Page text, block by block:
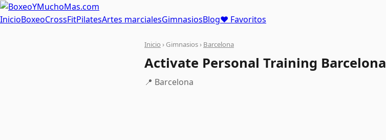
InicioBoxeoCrossFitPilatesArtes marcialesGimnasiosBlog❤ Favoritos
Inicio › Gimnasios › Barcelona
Activate Personal Training Barcelona
📍 Barcelona